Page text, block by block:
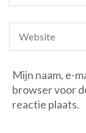
Mijn naam, e-
browser voor
reactie plaats.